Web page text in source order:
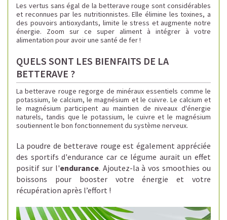
Les vertus sans égal de la betterave rouge sont considérables
et reconnues par les nutritionnistes. Elle élimine les toxines, a
des pouvoirs antioxydants, limite le stress et augmente notre
énergie. Zoom sur ce super aliment à intégrer à votre
alimentation pour avoir une santé de fer !
QUELS SONT LES BIENFAITS DE LA
BETTERAVE ?
La betterave rouge regorge de minéraux essentiels comme le
potassium, le calcium, le magnésium et le cuivre. Le calcium et
le magnésium participent au maintien de niveaux d'énergie
naturels, tandis que le potassium, le cuivre et le magnésium
soutiennent le bon fonctionnement du système nerveux.
La poudre de betterave rouge est également appréciée
des sportifs d'endurance car ce légume aurait un effet
positif sur l'endurance. Ajoutez-la à vos smoothies ou
boissons pour booster votre énergie et votre
récupération après l’effort !